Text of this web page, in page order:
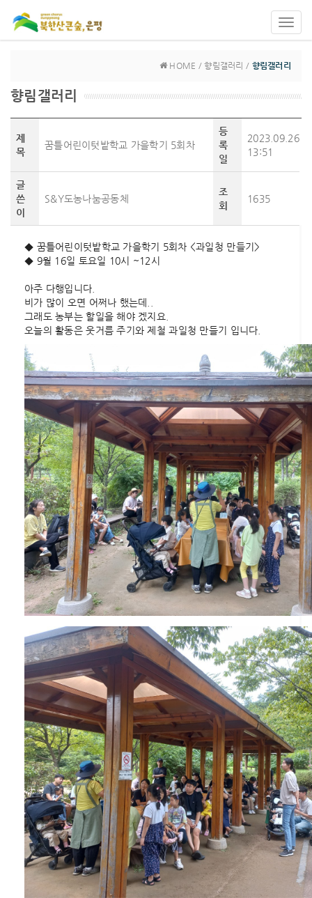
HOME / 향림갤러리 / 향림갤러리
향림갤러리
제
목
꿈틀어린이텃밭학교 가을학기 5회차
등
록
일
2023.09.26
13:51
글
쓴
이
S&Y도농나눔공동체
조
회
1635
◆ 꿈틀어린이텃밭학교 가을학기 5회차 <과일청 만들기>
◆ 9월 16일 토요일 10시 ~12시
아주 다행입니다.
비가 많이 오면 어쩌나 했는데..
그래도 농부는 할일을 해야 겠지요.
오늘의 활동은 웃거름 주기와 제철 과일청 만들기 입니다.